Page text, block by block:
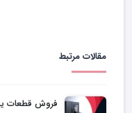
مقالات مرتبط
فروش قطعات